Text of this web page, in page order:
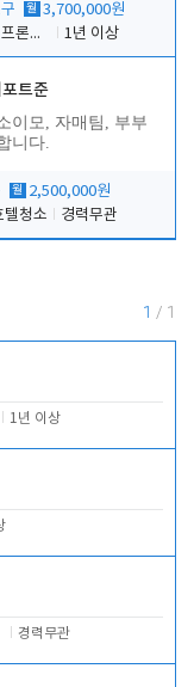
월 3,700,000원
전반적인 프론트 당번업무
1년 이상
트준
이모, 자매팀, 부부
니다.
월 2,500,000원
텔청소
경력무관
1 / 1
1년 이상
경력무관